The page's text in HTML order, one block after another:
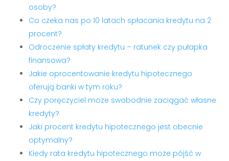
osoby?
Co czeka nas po 10 latach spłacania kredytu na 2
procent?
Odroczenie spłaty kredytu – ratunek czy pułapka
finansowa?
Jakie oprocentowanie kredytu hipotecznego
oferują banki w tym roku?
Czy poręczyciel może swobodnie zaciągać własne
kredyty?
Jaki procent kredytu hipotecznego jest obecnie
optymalny?
Kiedy rata kredytu hipotecznego może pójść w